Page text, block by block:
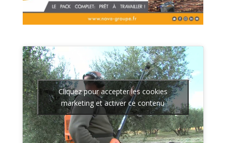
Cliquez pour accepter les cookies
marketing et activer ce contenu